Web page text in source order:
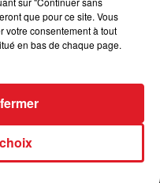
que pour ce site. Vous
votre consentement à tout
en bas de chaque page.